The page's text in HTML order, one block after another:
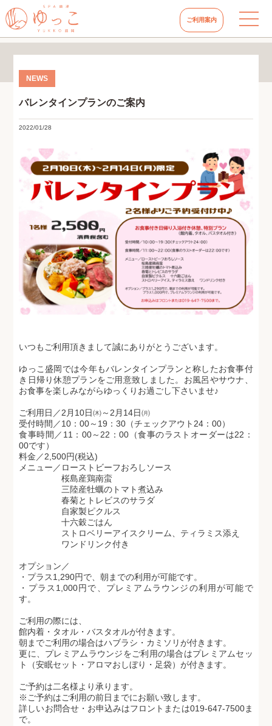
ご利用案内
バレンタインプランのご案内
2022/01/28
いつもご利用頂きまして誠にありがとうございます。
ゆっこ盛岡では今年もバレンタインプランと称したお食事付
き日帰り休憩プランをご用意致しました。お風呂やサウナ、
お食事を楽しみながらゆっくりお過ごし下さいませ♪
ご利用日／2月10日㈭～2月14日㈪
受付時間／10：00～19：30（チェックアウト24：00）
食事時間／11：00～22：00（食事のラストオーダーは22：
00です）
料金／2,500円(税込)
メニュー／ローストビーフおろしソース
桜島産鶏南蛮
三陸産牡蠣のトマト煮込み
春菊とトレビスのサラダ
自家製ピクルス
十六穀ごはん
ストロベリーアイスクリーム、ティラミス添え
ワンドリンク付き
オプション／
・プラス1,290円で、朝までの利用が可能です。
・プラス1,000円で、プレミアムラウンジの利用が可能で
す。
ご利用の際には、
館内着・タオル・バスタオルが付きます。
朝までご利用の場合はハブラシ・カミソリが付きます。
更に、プレミアムラウンジをご利用の場合はプレミアムセッ
ト（安眠セット・アロマおしぼり・足袋）が付きます。
ご予約は二名様より承ります。
※ご予約はご利用の前日までにお願い致します。
詳しいお問合せ・お申込みはフロントまたは019-647-7500ま
で。